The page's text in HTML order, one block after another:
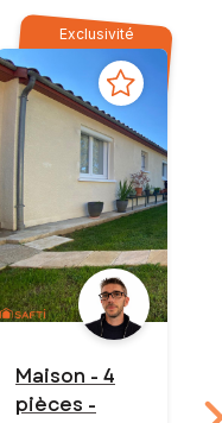
Exclusivité
Maison - 4
pièces -